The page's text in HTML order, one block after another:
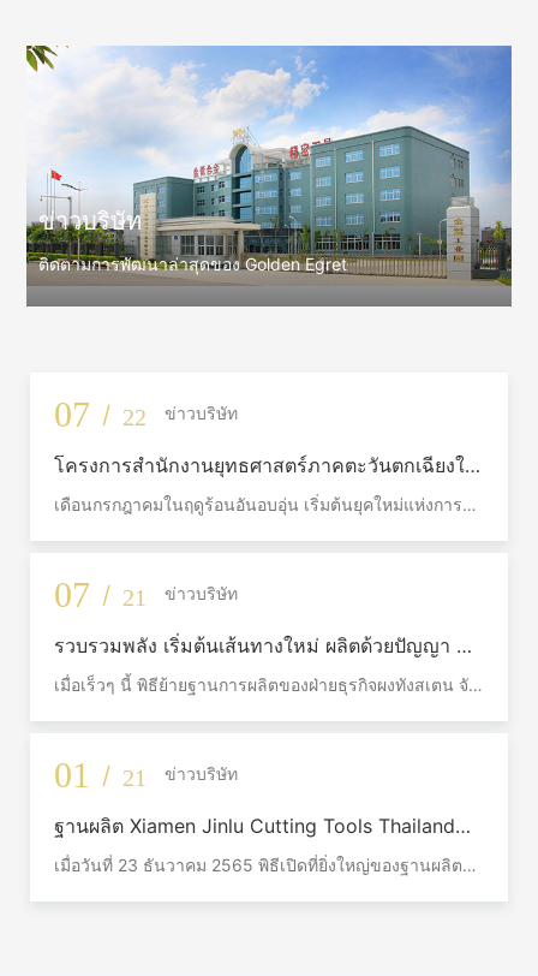
ข่าวบริษัท
ติดตามการพัฒนาล่าสุดของ Golden Egret
07 / 22 ข่าวบริษัท
โครงการสำนักงานยุทธศาสตร์ภาคตะวันตกเฉียงใต้
ของเซี่ยเมียนจินลู่ เครื่องมือตัดเฉือน เริ่มก่อสร้าง
อย่างเป็นทางการที่วินจียง ด้วยเงินลงทุนรวม 1,050
ล้านหยวน
เดือนกรกฎาคมในฤดูร้อนอันอบอุ่น เริ่มต้นยุคใหม่แห่งการ
เมียนจินลู่ ที่ออกแบบรองรับอุตสาหกรรมการผลิตระดับไฮ
เอนด์ จัดขึ้นอย่างยิ่งใหญ่ที่เขตวินจียง เมืองเฉิงตู
07 / 21 ข่าวบริษัท
รวบรวมพลัง เริ่มต้นเส้นทางใหม่ ผลิตด้วยปัญญา สู่
ตลาดโลก – พิธีย้ายฐานการผลิตตงฟู ไฮฉาง ฝ่าย
ธุรกิจผงทังสเตน จัดขึ้น
เมื่อเร็วๆ นี้ พิธีย้ายฐานการผลิตของฝ่ายธุรกิจผงทังสเตน จัด
จัดการทั่วไปฝ่ายธุรกิจผงทังสเตน หวังหมิงเชิง ผู้จัดการทั่วไป
ฝ่ายธุรกิจอัลลอยที่ 1 ชิวเว่ย ผู้จัดการทั่วไปฝ่ายธุรกิจอัลลอยที่
ฝ่ายธุรกิจร่วมเป็นสักขีพยานการเปิดใช้งานฐานการผลิต
ใหม่อย่างเป็นทางการ พิธีดังกล่าวดำเนินรายการโดย จาง
01 / 21 ข่าวบริษัท
ฐานผลิต Xiamen Jinlu Cutting Tools Thailand
เปิดอย่างเป็นทางการ ซึ่งเป็นบทใหม่ในการขยายตัว
เมื่อวันที่ 23 ธันวาคม 2565 พิธีเปิดที่ยิ่งใหญ่ของฐานผลิต